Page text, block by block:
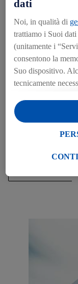
Se sei un
ti inviatiamo a
tutti gli ultimi
contatti dell'Ufficio
contatti sono
dati
Noi, in qualità di
trattiamo i Suoi
(unitamente i
consentono la
Suo dispositivo.
tecnicamente
statistiche
pubblicitari
Lidl. Se è iscritto
trattati per tali
finalità di
informazioni in
utilizzo delle
“Accetta”,
sopra indicate.
al periodo di
il consenso
futuro, sono